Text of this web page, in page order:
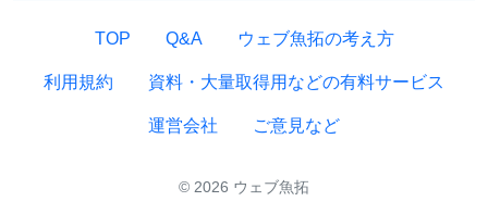
TOP Q&A ウェブ魚拓の考え方
利用規約 資料・大量取得用などの有料サービス
運営会社 ご意見など
© 2026 ウェブ魚拓